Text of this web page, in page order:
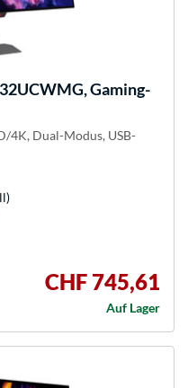
Gaming-
4K, Dual-Modus, USB-
CHF 745,61
Auf Lager